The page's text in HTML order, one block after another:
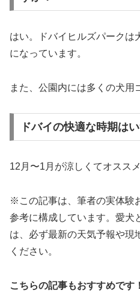
はい。ドバイヒルズパークは
になっています。
また、公園内には多くの犬用
ドバイの快適な時期は
12月〜1月が涼しくてオススメ
※この記事は、筆者の実体験
参考に構成しています。愛犬
は、必ず最新の天気予報や現
ください。
こちらの記事もおすすめです！